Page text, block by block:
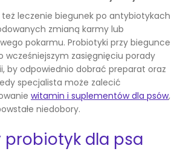
leczenie biegunek po antybiotykach
zmianą karmy lub
pokarmu. Probiotyki przy biegunce
wcześniejszym zasięgnięciu porady
by odpowiednio dobrać preparat oraz
specjalista może zalecić
witamin i suplementów dla psów,
niedobory.
probiotyk dla psa